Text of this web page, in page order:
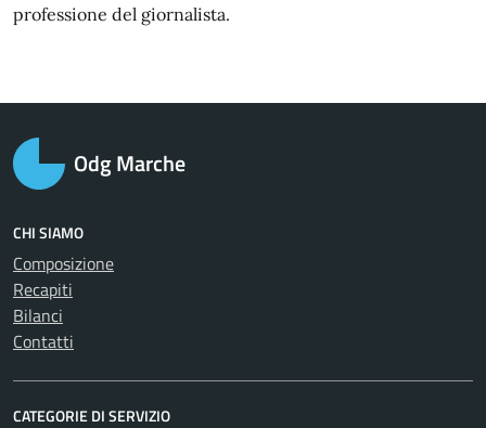
professione del giornalista.
Odg Marche
CHI SIAMO
Composizione
Recapiti
Bilanci
Contatti
CATEGORIE DI SERVIZIO